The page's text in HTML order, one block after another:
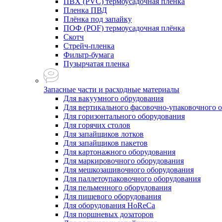
Пленка ПВД
Плёнка под запайку
ПОФ (POF) термоусадочная плёнка
Скотч
Стрейч-пленка
Фильтр-бумага
Пузырчатая пленка
Запасные части и расходные материалы
Для вакуумного обрудования
Для вертикального фасовочно-упаковочного
Для горизонтального оборудования
Для горячих столов
Для запайщиков лотков
Для запайщиков пакетов
Для картонажного оборудования
Для маркировочного оборудования
Для мешкозашивочного оборудования
Для паллетоупаковочного оборудования
Для пельменного оборудования
Для пищевого оборудования
Для оборудования HoReCa
Для поршневых дозаторов